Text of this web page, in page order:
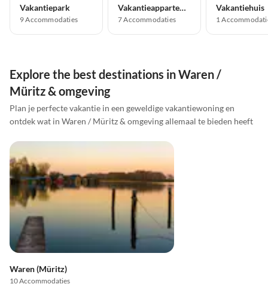
Vakantiepark
9Accommodaties
Vakantieappartement
7Accommodaties
Vakantiehuis
1
Explore the best destinations in Waren /
Müritz & omgeving
Plan je perfecte vakantie in een geweldige vakantiewoning en
ontdek wat in Waren / Müritz & omgeving allemaal te bieden heeft
Waren (Müritz)
10 Accommodaties